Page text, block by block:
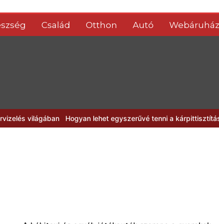
Család Otthon Autó Webáruház
Hogyan lehet egyszerűvé tenni a kárpittisztítás lépéseit?